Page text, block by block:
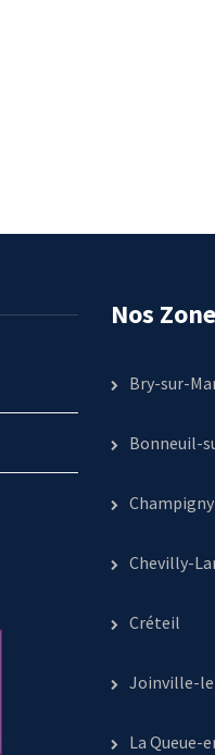
Nos
Bry-sur-
Bonneuil-
Chevilly-
Créteil
Joinville-
La Queue-